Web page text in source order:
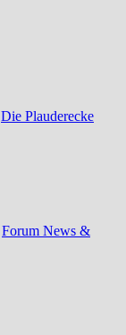
Die Plauderecke
Forum News &